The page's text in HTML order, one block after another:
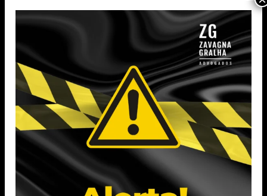
Desportivo (Legale
Educacional) e, atualmente, cursa especialização em
Processo Tributário (Legale Educacional).
Experiência Profissional
Atua há mais de 6 anos no contencioso judicial e
administrativo tributário,
representando empresas de diversos setores e pessoas
físicas em
demandas fiscais. Possui também experiência na área